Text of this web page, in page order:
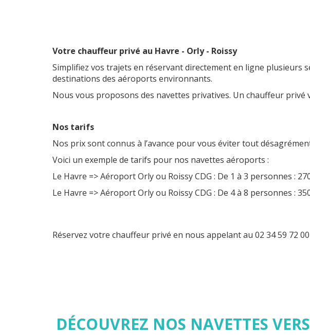
Votre chauffeur privé au Havre - Orly - Roissy
Simplifiez vos trajets en réservant directement en ligne plusieurs
destinations des aéroports environnants.
Nous vous proposons des navettes privatives. Un chauffeur
Nos tarifs
Nos prix sont connus à l’avance pour vous éviter tout
Voici un exemple de tarifs pour nos navettes aéroports :
Le Havre => Aéroport Orly ou Roissy CDG : De 1 à 3 personnes :
Le Havre => Aéroport Orly ou Roissy CDG : De 4 à 8 personnes :
Réservez votre chauffeur privé en nous appelant au 02 34 59 72 00
DÉCOUVREZ NOS NAVETTES